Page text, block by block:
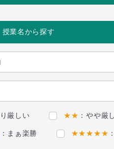
授業名から探す
厳しい ★★ ：やや厳
：まぁ楽勝 ★★★★★